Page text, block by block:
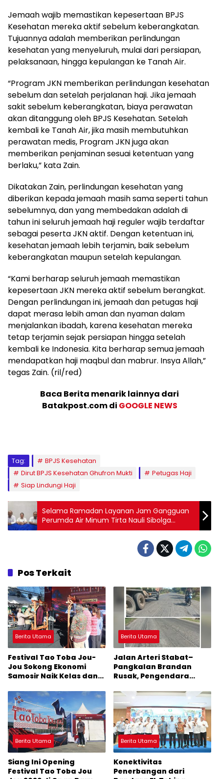
Jemaah wajib memastikan kepesertaan BPJS
Kesehatan mereka aktif sebelum keberangkatan.
Tujuannya adalah memberikan perlindungan
kesehatan yang menyeluruh, mulai dari persiapan,
pelaksanaan, hingga kepulangan ke Tanah Air.
“Program JKN memberikan perlindungan kesehatan
sebelum dan setelah perjalanan haji. Jika jemaah
sakit sebelum keberangkatan, biaya perawatan
akan ditanggung oleh BPJS Kesehatan. Setelah
kembali ke Tanah Air, jika masih membutuhkan
perawatan medis, Program JKN juga akan
memberikan penjaminan sesuai ketentuan yang
berlaku,” kata Zain.
Dikatakan Zain, perlindungan kesehatan yang
diberikan kepada jemaah masih sama seperti tahun
sebelumnya, dan yang membedakan adalah di
tahun ini seluruh jemaah haji reguler wajib terdaftar
sebagai peserta JKN aktif. Dengan ketentuan ini,
kesehatan jemaah lebih terjamin, baik sebelum
keberangkatan maupun setelah kepulangan.
“Kami berharap seluruh jemaah memastikan
kepesertaan JKN mereka aktif sebelum berangkat.
Dengan perlindungan ini, jemaah dan petugas haji
dapat merasa lebih aman dan nyaman dalam
menjalankan ibadah, karena kesehatan mereka
tetap terjamin sejak persiapan hingga setelah
kembali ke Indonesia. Kita berharap semua jemaah
mendapatkan haji maqbul dan mabrur. Insya Allah,”
tegas Zain. (ril/red)
Baca Berita menarik lainnya dari
Batakpost.com di GOOGLE NEWS
Tag:
BPJS Kesehatan
Dirut BPJS Kesehatan Ghufron Mukti
Petugas Haji
Siap Lindungi Haji
Selama Ramadan Layanan Jam Gangguan
Perumda Air Minum Tirta Nauli Sibolga
Ditambah
Pos Terkait
Berita Utama
Festival Tao Toba Jou-
Jou Sokong Ekonomi
Samosir Naik Kelas dan
Sumber Pertumbuhan
Ekonomi Baru
Berita Utama
Jalan Arteri Stabat–
Pangkalan Brandan
Rusak, Pengendara
Berita Utama
Siang Ini Opening
Festival Tao Toba Jou
Berita Utama
Konektivitas
Penerbangan dari